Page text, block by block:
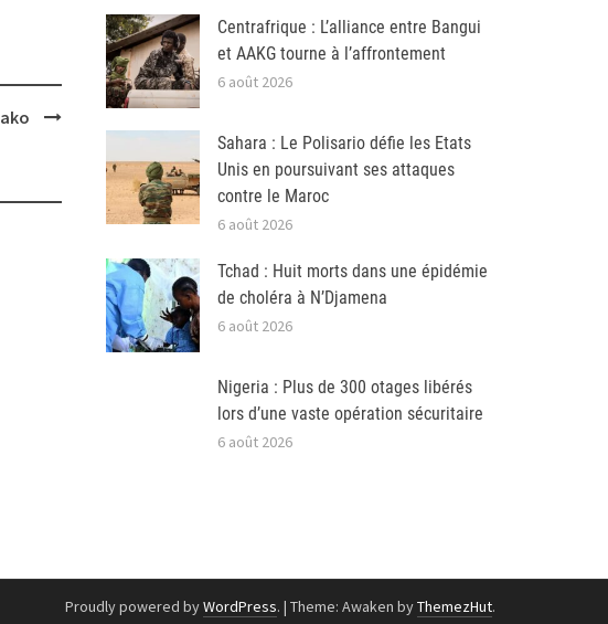
Centrafrique : L’alliance entre Bangui
et AAKG tourne à l’affrontement
6 août 2026
Sahara : Le Polisario défie les Etats
Unis en poursuivant ses attaques
contre le Maroc
6 août 2026
Tchad : Huit morts dans une épidémie
de choléra à N’Djamena
6 août 2026
Nigeria : Plus de 300 otages libérés
lors d’une vaste opération sécuritaire
6 août 2026
Proudly powered byWordPress. | Theme: Awaken byThemezHut.